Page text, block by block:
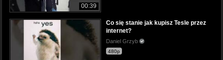
00:39
Co się stanie jak kupisz Tesle przez
internet?
Daniel Grzyb
480p